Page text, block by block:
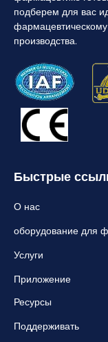
подберем для вас
производства.
Быстрые
О нас
оборудование для
Услуги
Приложение
Ресурсы
Поддерживать